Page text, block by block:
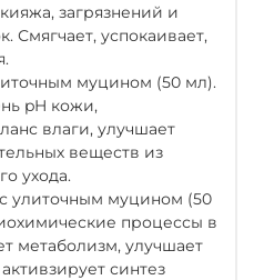
загрязнений и
Смягчает, успокаивает,
муцином (50 мл).
pH кожи,
влаги, улучшает
веществ из
ухода.
улиточным муцином (50
процессы в
метаболизм, улучшает
синтез